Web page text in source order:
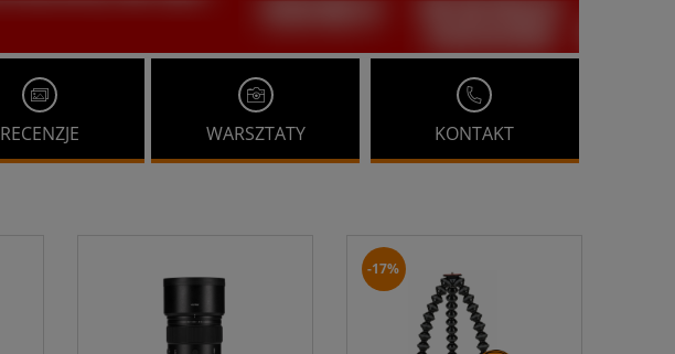
RECENZJE WARSZTATY KONTAKT
-17%